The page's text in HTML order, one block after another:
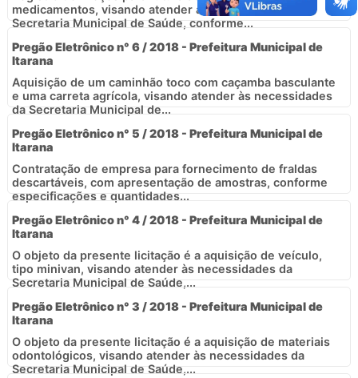
medicamentos, visando atender às necessidades da
Secretaria Municipal de Saúde, conforme...
Pregão Eletrônico n° 6 / 2018 - Prefeitura Municipal de
Itarana
Aquisição de um caminhão toco com caçamba basculante
e uma carreta agrícola, visando atender às necessidades
da Secretaria Municipal de...
Pregão Eletrônico n° 5 / 2018 - Prefeitura Municipal de
Itarana
Contratação de empresa para fornecimento de fraldas
descartáveis, com apresentação de amostras, conforme
especificações e quantidades...
Pregão Eletrônico n° 4 / 2018 - Prefeitura Municipal de
Itarana
O objeto da presente licitação é a aquisição de veículo,
tipo minivan, visando atender às necessidades da
Secretaria Municipal de Saúde,...
Pregão Eletrônico n° 3 / 2018 - Prefeitura Municipal de
Itarana
O objeto da presente licitação é a aquisição de materiais
odontológicos, visando atender às necessidades da
Secretaria Municipal de Saúde,...